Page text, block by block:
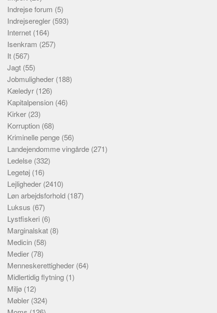
Indrejse forum (5)
Indrejseregler (593)
Internet (164)
Isenkram (257)
It (567)
Jagt (55)
Jobmuligheder (188)
Kæledyr (126)
Kapitalpension (46)
Kirker (23)
Korruption (68)
Kriminelle penge (56)
Landejendomme vingårde (271)
Ledelse (332)
Legetøj (16)
Lejligheder (2410)
Løn arbejdsforhold (187)
Luksus (67)
Lystfiskeri (6)
Marginalskat (8)
Medicin (58)
Medier (78)
Menneskerettigheder (64)
Midlertidig flytning (1)
Miljø (12)
Møbler (324)